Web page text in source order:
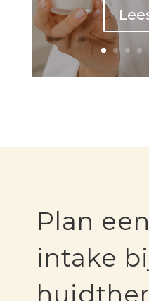
Plan
intake